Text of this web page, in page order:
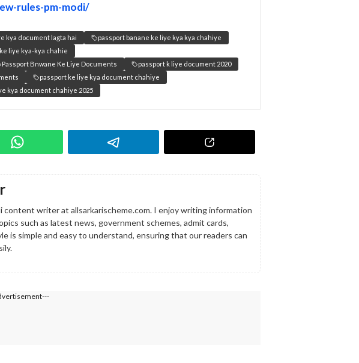
rules-pm-modi/
kya document lagta hai
passport banane ke liye kya kya chahiye
liye kya-kya chahie
Passport Bnwane Ke Liye Documents
passport k liye document 2020
passport ke liye kya document chahiye
kya document chahiye 2025
content writer at allsarkarischeme.com. I enjoy writing information
such as latest news, government schemes, admit cards,
is simple and easy to understand, ensuring that our readers can